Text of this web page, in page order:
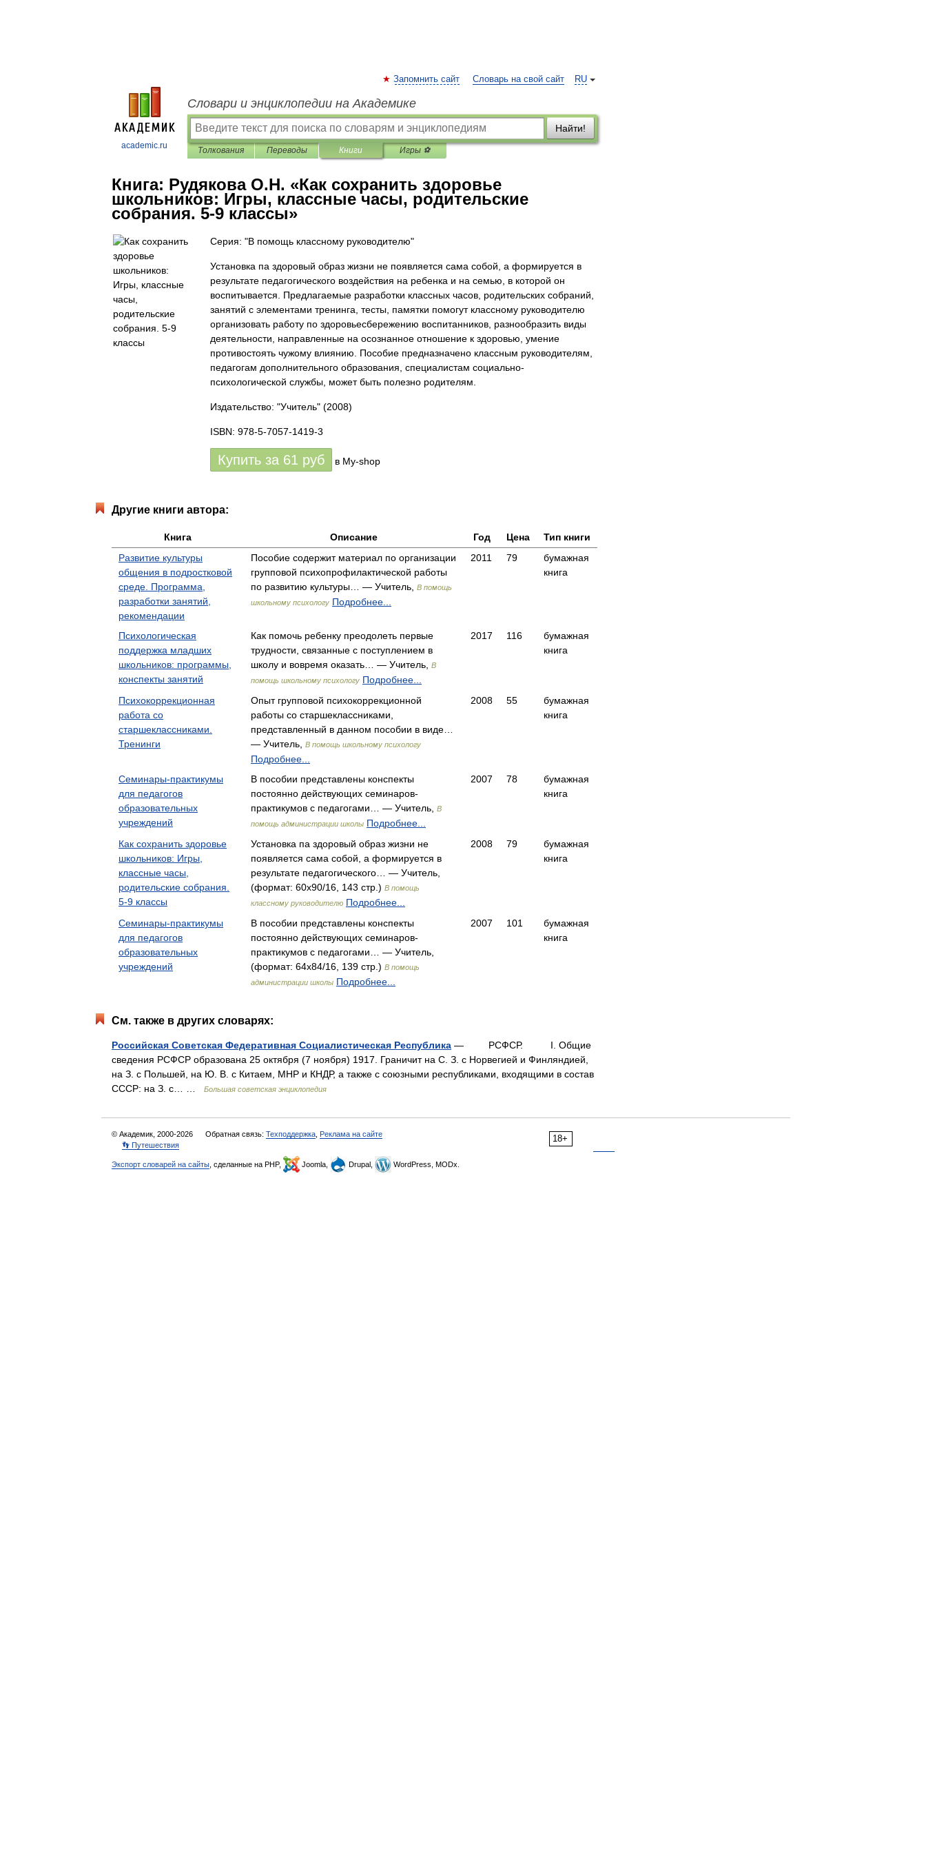
academic.ru
RU
Запомнить сайт Словарь на свой сайт
Словари и энциклопедии на Академике
Найти!
Толкования Переводы Книги Игры ⚽
Книга: Рудякова О.Н. «Как сохранить здоровье
школьников: Игры, классные часы, родительские
собрания. 5-9 классы»
Серия: "В помощь классному руководителю"
Установка па здоровый образ жизни не появляется сама собой, а формируется в
результате педагогического воздействия на ребенка и на семью, в которой он
воспитывается. Предлагаемые разработки классных часов, родительских собраний,
занятий с элементами тренинга, тесты, памятки помогут классному руководителю
организовать работу по здоровьесбережению воспитанников, разнообразить виды
деятельности, направленные на осознанное отношение к здоровью, умение
противостоять чужому влиянию. Пособие предназначено классным руководителям,
педагогам дополнительного образования, специалистам социально-
психологической службы, может быть полезно родителям.
Издательство: "Учитель" (2008)
ISBN: 978-5-7057-1419-3
Купить за 61 руб в My-shop
Другие книги автора:
Книга Описание Год Цена
Тип книги
Развитие культуры
общения в подростковой
среде. Программа,
разработки занятий,
рекомендации
Пособие содержит материал по организации
групповой психопрофилактической работы
по развитию культуры… — Учитель,
В помощь
школьному психологу Подробнее...
2011 79
бумажная
книга
Психологическая
поддержка младших
школьников: программы,
конспекты занятий
Как помочь ребенку преодолеть первые
трудности, связанные с поступлением в
школу и вовремя оказать… — Учитель,
В
помощь школьному психологу Подробнее...
2017 116
бумажная
книга
Психокоррекционная
работа со
старшеклассниками.
Тренинги
Опыт групповой психокоррекционной
работы со старшеклассниками,
представленный в данном пособии в виде…
— Учитель,
В помощь школьному психологу
Подробнее...
2008 55
бумажная
книга
Семинары-практикумы
для педагогов
образовательных
учреждений
В пособии представлены конспекты
постоянно действующих семинаров-
практикумов с педагогами… — Учитель,
В
помощь администрации школы Подробнее...
2007 78
бумажная
книга
Как сохранить здоровье
школьников: Игры,
классные часы,
родительские собрания.
5-9 классы
Установка па здоровый образ жизни не
появляется сама собой, а формируется в
результате педагогического… — Учитель,
(формат: 60x90/16, 143 стр.) В помощь
классному руководителю Подробнее...
2008 79
бумажная
книга
Семинары-практикумы
для педагогов
образовательных
учреждений
В пособии представлены конспекты
постоянно действующих семинаров-
практикумов с педагогами… — Учитель,
(формат: 64x84/16, 139 стр.) В помощь
администрации школы Подробнее...
2007 101
бумажная
книга
См. также в других словарях:
Российская Советская Федеративная Социалистическая Республика — РСФСР. I. Общие
сведения РСФСР образована 25 октября (7 ноября) 1917. Граничит на С. З. с Норвегией и Финляндией,
на З. с Польшей, на Ю. В. с Китаем, МНР и КНДР, а также с союзными республиками, входящими в состав
СССР: на З. с… …
Большая советская энциклопедия
18+
© Академик, 2000-2026 Обратная связь: Техподдержка Реклама на сайте
👣 Путешествия
Экспорт словарей на сайты , сделанные на PHP, Joomla, Drupal, WordPress, MODx.